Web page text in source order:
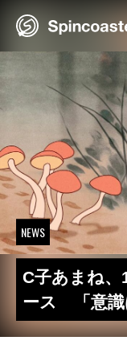
NEWS
C子あまね、
ース 「意識